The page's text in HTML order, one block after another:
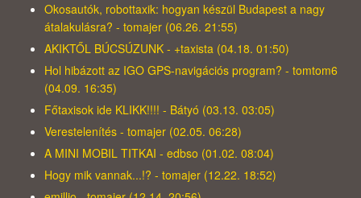
Okosautók, robottaxik: hogyan készül Budapest a nagy
átalakulásra? - tomajer (06.26. 21:55)
AKIKTŐL BÚCSÚZUNK - +taxista (04.18. 01:50)
Hol hibázott az IGO GPS-navigációs program? - tomtom6
(04.09. 16:35)
Főtaxisok ide KLIKK!!!! - Bátyó (03.13. 03:05)
Verestelenítés - tomajer (02.05. 06:28)
A MINI MOBIL TITKAI - edbso (01.02. 08:04)
Hogy mik vannak...!? - tomajer (12.22. 18:52)